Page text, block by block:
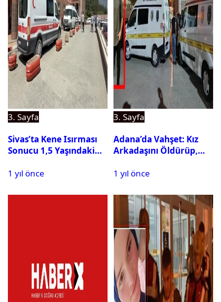
3. Sayfa
Sivas’ta Kene Isırması
Sonucu 1,5 Yaşındaki
Kaybetti
1 yıl önce
3. Sayfa
Adana’da Vahşet: Kız
Arkadaşını Öldürüp,
1 yıl önce